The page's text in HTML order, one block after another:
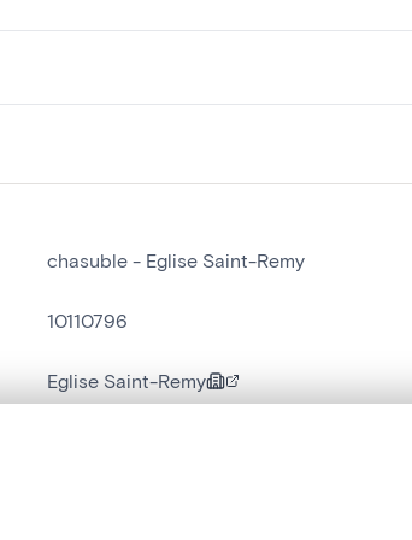
chasuble - Eglise Saint-Remy
10110796
Eglise Saint-Remy